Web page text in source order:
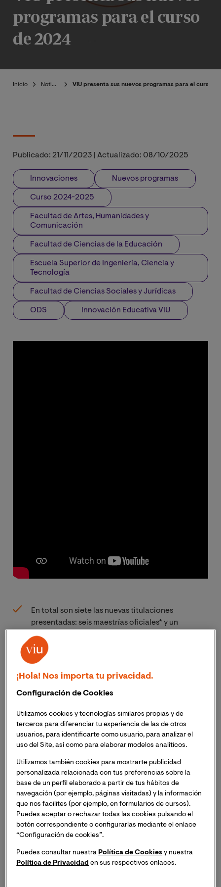
programas para el curso
de 2024
Inicio Noticias VIU presenta sus nuevos programas para el curso
Publicado: 21/11/2023 Actualizado: 08/10/2025
Innovaciones Nuevos programas
Curso 2024-2025
Facultad de Artes, Humanidades y
Comunicación
Facultad de Ciencias de la Educación
Escuela Superior de Ingeniería, Ciencia y
Tecnología
Facultad de Ciencias Sociales y Jurídicas
ODS Innovación Educativa VIU
En total son siete las nuevas titulaciones
presentadas: seis maestrías oficiales* y un
pregrado, elevando la oferta académica de VIU a
103 programas
titulaciones totalmente alineadas con la realidad
laboral y social y que responden a retos y
evolución de nuestros entornos
Los nuevos programas cuentan con
colaboradores de primer nivel como Telefónica
Tech, Forvia Faurecia, Obramat, Taric y AECOC,
entre otros
Buscando siempre dar respuesta, a través de la
formación universitaria de excelencia, a los desafíos y
entornos altamente cambiantes y en constante
¡Hola! Nos importa tu privacidad.
Configuración de Cookies
Utilizamos cookies y tecnologías similares propias y de
terceros para diferenciar tu experiencia de las de otros
usuarios, para identificarte como usuario, para analizar el
uso del Site, así como para elaborar modelos analíticos.
Utilizamos también cookies para mostrarte publicidad
personalizada relacionada con tus preferencias sobre la
base de un perfil elaborado a partir de tus hábitos de
navegación (por ejemplo, páginas visitadas) y la información
que nos facilites (por ejemplo, en formularios de cursos).
Puedes aceptar o rechazar todas las cookies pulsando el
botón correspondiente o configurarlas mediante el enlace
“Configuración de cookies”.
Puedes consultar nuestra Política de Cookies y nuestra
Política de Privacidad en sus respectivos enlaces.